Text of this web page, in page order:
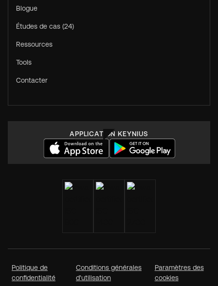
Blogue
Études de cas (24)
Ressources
Tools
Contacter
APPLICATION KEYNIUS
Politique de
confidentialité
Conditions générales
d'utilisation
Paramètres des
cookies